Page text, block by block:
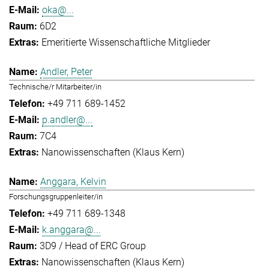
oka@...
6D2
Emeritierte Wissenschaftliche Mitglieder
Andler, Peter
Technische/r Mitarbeiter/in
+49 711 689-1452
p.andler@...
7C4
Nanowissenschaften (Klaus Kern)
Anggara, Kelvin
Forschungsgruppenleiter/in
+49 711 689-1348
k.anggara@...
3D9 / Head of ERC Group
Nanowissenschaften (Klaus Kern)